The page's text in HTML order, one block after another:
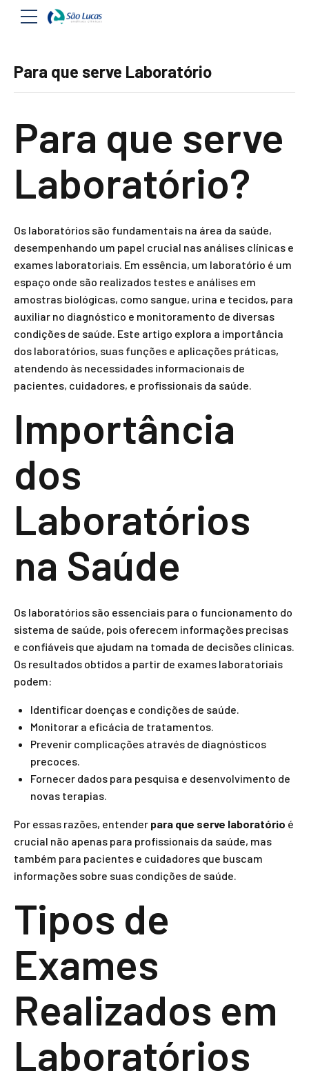
Para que serve Laboratório
Para que serve
Laboratório?
Os laboratórios são fundamentais na área da saúde,
desempenhando um papel crucial nas análises clínicas e
exames laboratoriais. Em essência, um laboratório é um
espaço onde são realizados testes e análises em
amostras biológicas, como sangue, urina e tecidos, para
auxiliar no diagnóstico e monitoramento de diversas
condições de saúde. Este artigo explora a importância
dos laboratórios, suas funções e aplicações práticas,
atendendo às necessidades informacionais de
pacientes, cuidadores, e profissionais da saúde.
Importância
dos
Laboratórios
na Saúde
Os laboratórios são essenciais para o funcionamento do
sistema de saúde, pois oferecem informações precisas
e confiáveis que ajudam na tomada de decisões clínicas.
Os resultados obtidos a partir de exames laboratoriais
podem:
Identificar doenças e condições de saúde.
Monitorar a eficácia de tratamentos.
Prevenir complicações através de diagnósticos
precoces.
Fornecer dados para pesquisa e desenvolvimento de
novas terapias.
Por essas razões, entender para que serve laboratório é
crucial não apenas para profissionais da saúde, mas
também para pacientes e cuidadores que buscam
informações sobre suas condições de saúde.
Tipos de
Exames
Realizados em
Laboratórios